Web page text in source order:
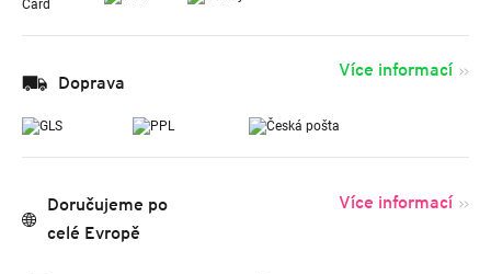
Doprava
Více informací
Doručujeme po
celé Evropě
Více informací